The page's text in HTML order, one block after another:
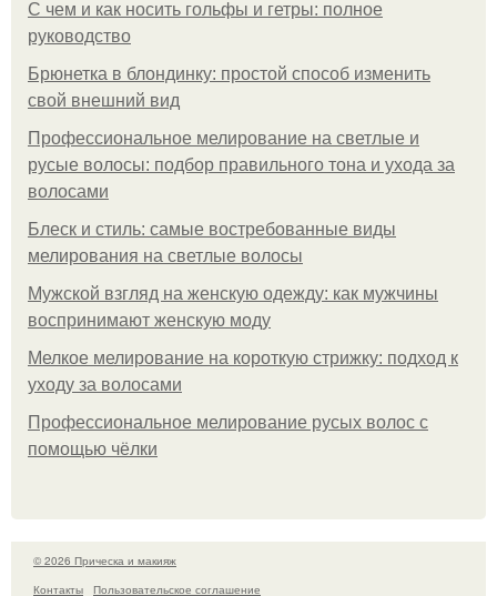
С чем и как носить гольфы и гетры: полное
руководство
Брюнетка в блондинку: простой способ изменить
свой внешний вид
Профессиональное мелирование на светлые и
русые волосы: подбор правильного тона и ухода за
волосами
Блеск и стиль: самые востребованные виды
мелирования на светлые волосы
Мужской взгляд на женскую одежду: как мужчины
воспринимают женскую моду
Мелкое мелирование на короткую стрижку: подход к
уходу за волосами
Профессиональное мелирование русых волос с
помощью чёлки
© 2026 Прическа и макияж
Контакты
Пользовательское соглашение